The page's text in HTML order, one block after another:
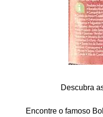
Descubra
Encontre o famoso